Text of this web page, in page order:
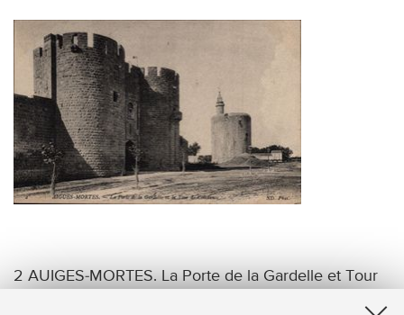
2 AUIGES-MORTES. La Porte de la Gardelle et Tour